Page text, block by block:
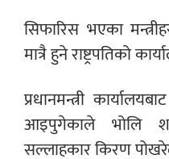
सिफारिस भएका
मात्रै हुने राष्ट्रपतिको
प्रधानमन्त्री
आइपुगेकाले भोलि
सल्लाहकार किरण